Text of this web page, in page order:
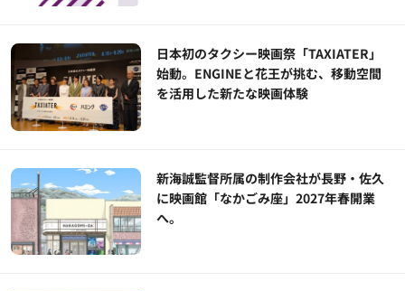
日本初のタクシー映画祭「TAXIATER」
始動。ENGINEと花王が挑む、移動空間
を活用した新たな映画体験
新海誠監督所属の制作会社が長野・佐久
に映画館「なかごみ座」2027年春開業
へ。